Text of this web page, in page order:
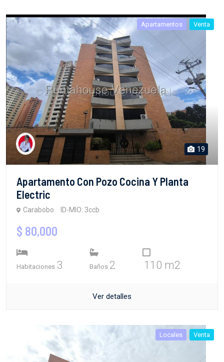
Apartamentos Venta
19
Apartamento Con Pozo Cocina Y Planta
Electric
Carabobo ID-MIO: 3ccb
$ 80,000
Habitaciones 3 Baños 2 110 m2
Ver detalles
Locales Venta